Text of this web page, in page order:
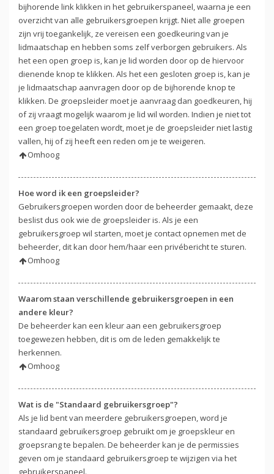
bijhorende link klikken in het gebruikerspaneel, waarna je een
overzicht van alle gebruikersgroepen krijgt. Niet alle groepen
zijn vrij toegankelijk, ze vereisen een goedkeuring van je
lidmaatschap en hebben soms zelf verborgen gebruikers. Als
het een open groep is, kan je lid worden door op de hiervoor
dienende knop te klikken. Als het een gesloten groep is, kan je
je lidmaatschap aanvragen door op de bijhorende knop te
klikken. De groepsleider moet je aanvraag dan goedkeuren, hij
of zij vraagt mogelijk waarom je lid wil worden. Indien je niet tot
een groep toegelaten wordt, moet je de groepsleider niet lastig
vallen, hij of zij heeft een reden om je te weigeren.
Omhoog
Hoe word ik een groepsleider?
Gebruikersgroepen worden door de beheerder gemaakt, deze
beslist dus ook wie de groepsleider is. Als je een
gebruikersgroep wil starten, moet je contact opnemen met de
beheerder, dit kan door hem/haar een privébericht te sturen.
Omhoog
Waarom staan verschillende gebruikersgroepen in een
andere kleur?
De beheerder kan een kleur aan een gebruikersgroep
toegewezen hebben, dit is om de leden gemakkelijk te
herkennen.
Omhoog
Wat is de "Standaard gebruikersgroep"?
Als je lid bent van meerdere gebruikersgroepen, word je
standaard gebruikersgroep gebruikt om je groepskleur en
groepsrang te bepalen. De beheerder kan je de permissies
geven om je standaard gebruikersgroep te wijzigen via het
gebruikerspaneel.